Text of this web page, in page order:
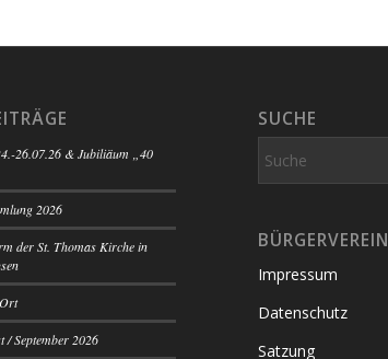
26.07.26 & Jubiliäum „40
2026
der St. Thomas Kirche in
/ September 2026
SUCHE
BÜRGERVEREIN
Impressum
Datenschutz
Satzung